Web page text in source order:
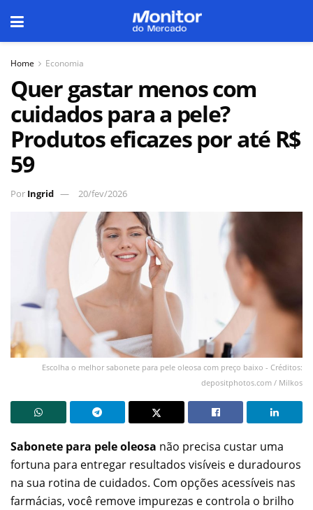
Home Economia
Quer gastar menos com
cuidados para a pele?
Produtos eficazes por até R$
59
Por Ingrid 20/fev/2026
Escolha o melhor sabonete para pele oleosa com preço baixo - Créditos:
depositphotos.com / Milkos
Sabonete para pele oleosa não precisa custar uma
fortuna para entregar resultados visíveis e duradouros
na sua rotina de cuidados. Com opções acessíveis nas
farmácias, você remove impurezas e controla o brilho